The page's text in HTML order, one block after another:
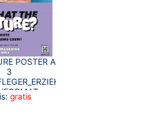
POSTER A
3
gratis